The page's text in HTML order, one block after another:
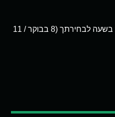
סיור סגוויי בפאפוס עם מדריך בשעה לבחירתך (8 בבוקר / 11